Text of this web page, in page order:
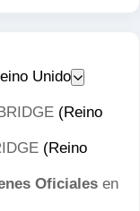
Unido
(Reino
(Reino
Oficiales en